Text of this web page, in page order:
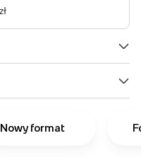
Nowy format